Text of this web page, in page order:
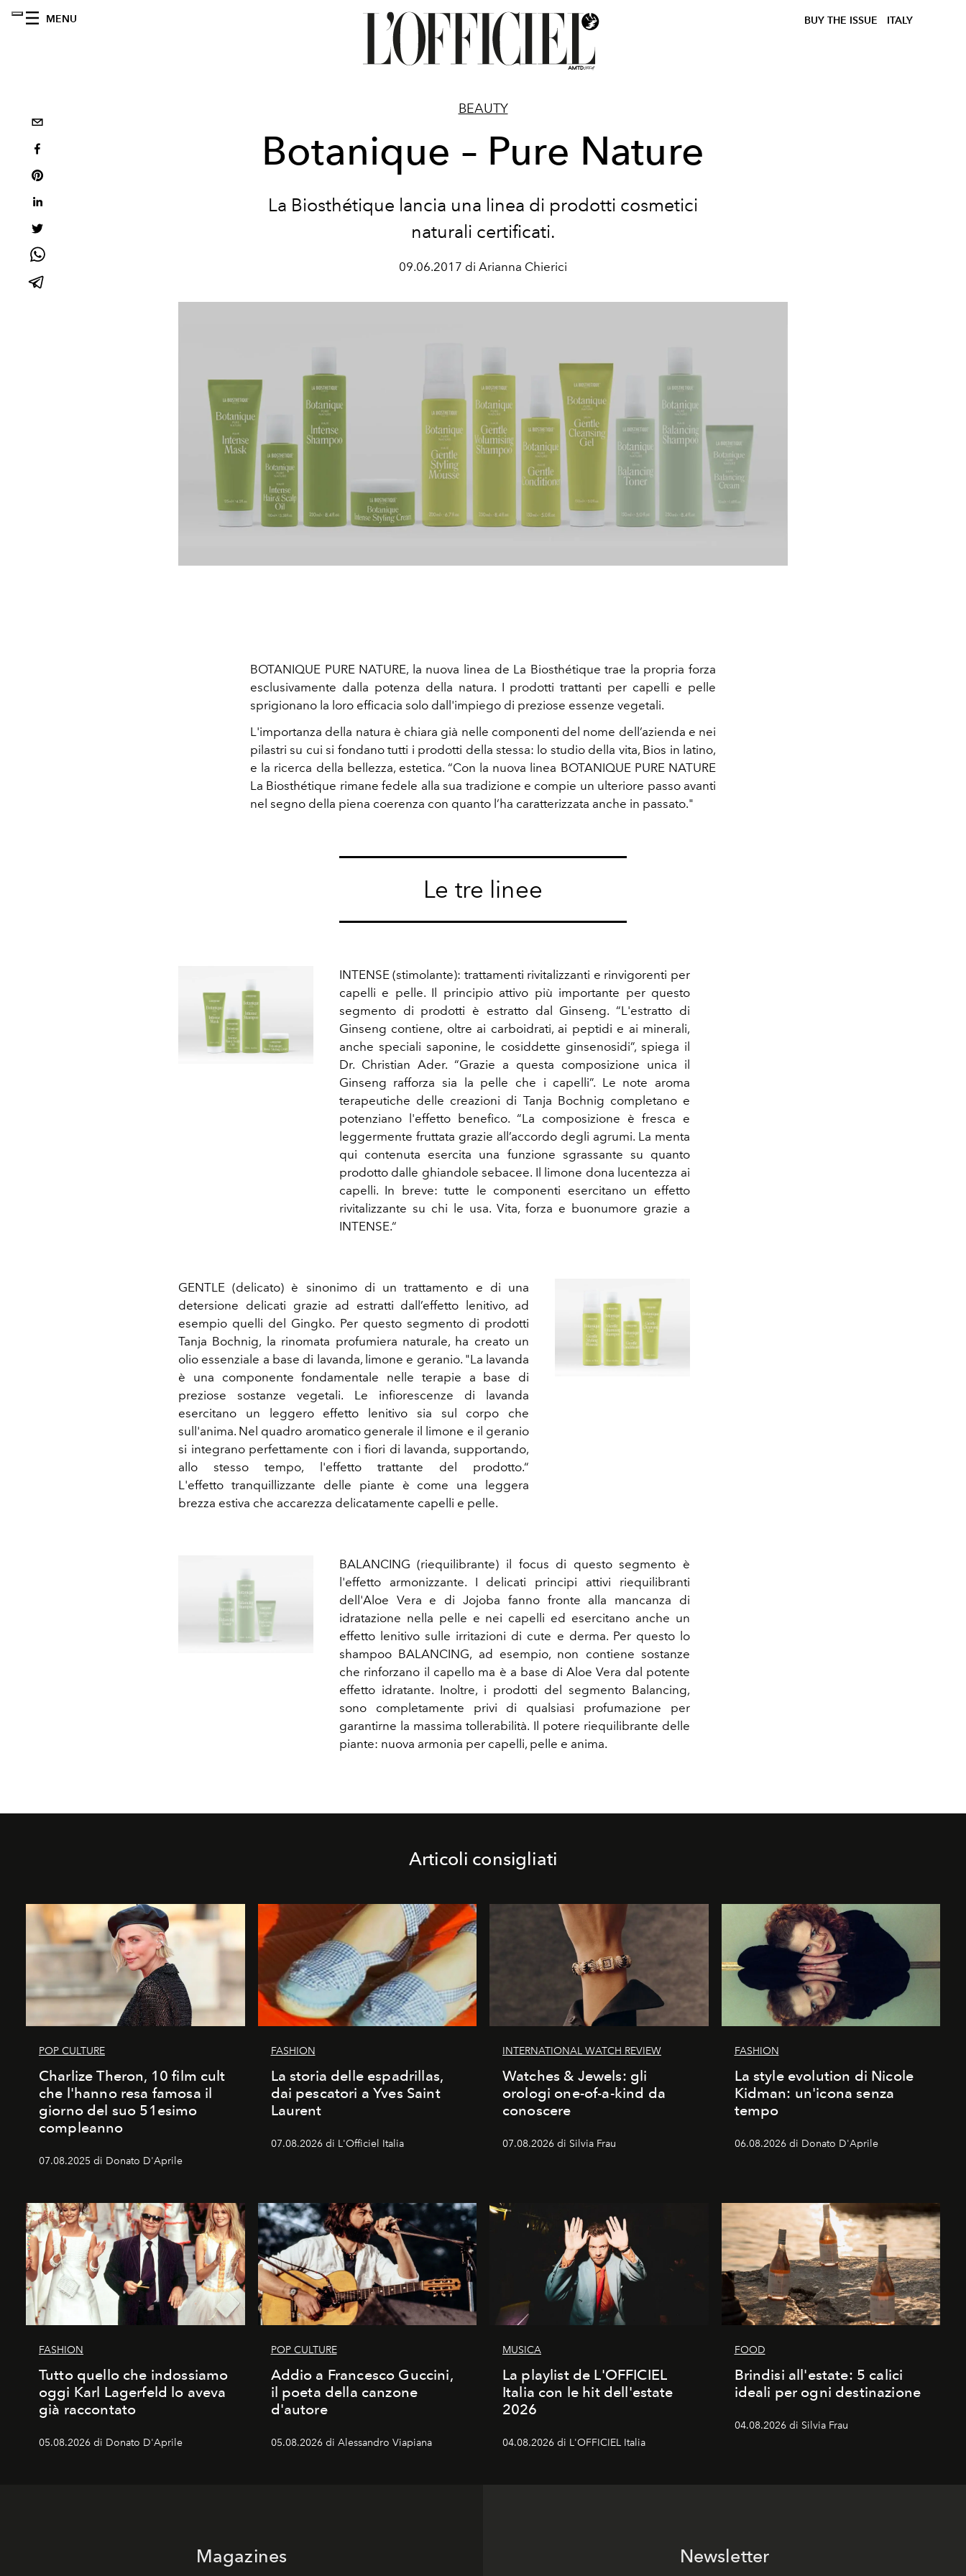
MENU BUY THE ISSUE ITALY
BEAUTY
Botanique – Pure Nature
La Biosthétique lancia una linea di prodotti cosmetici
naturali certificati.
09.06.2017 di Arianna Chierici
BOTANIQUE PURE NATURE, la nuova linea de La Biosthétique trae la propria forza
esclusivamente dalla potenza della natura. I prodotti trattanti per capelli e pelle
sprigionano la loro efficacia solo dall'impiego di preziose essenze vegetali.
L'importanza della natura è chiara già nelle componenti del nome dell’azienda e nei
pilastri su cui si fondano tutti i prodotti della stessa: lo studio della vita, Bios in latino,
e la ricerca della bellezza, estetica. “Con la nuova linea BOTANIQUE PURE NATURE
La Biosthétique rimane fedele alla sua tradizione e compie un ulteriore passo avanti
nel segno della piena coerenza con quanto l’ha caratterizzata anche in passato."
Le tre linee
INTENSE (stimolante): trattamenti rivitalizzanti e rinvigorenti per
capelli e pelle. Il principio attivo più importante per questo
segmento di prodotti è estratto dal Ginseng. “L'estratto di
Ginseng contiene, oltre ai carboidrati, ai peptidi e ai minerali,
anche speciali saponine, le cosiddette ginsenosidi”, spiega il
Dr. Christian Ader. “Grazie a questa composizione unica il
Ginseng rafforza sia la pelle che i capelli”. Le note aroma
terapeutiche delle creazioni di Tanja Bochnig completano e
potenziano l'effetto benefico. “La composizione è fresca e
leggermente fruttata grazie all’accordo degli agrumi. La menta
qui contenuta esercita una funzione sgrassante su quanto
prodotto dalle ghiandole sebacee. Il limone dona lucentezza ai
capelli. In breve: tutte le componenti esercitano un effetto
rivitalizzante su chi le usa. Vita, forza e buonumore grazie a
INTENSE.“
GENTLE (delicato) è sinonimo di un trattamento e di una
detersione delicati grazie ad estratti dall’effetto lenitivo, ad
esempio quelli del Gingko. Per questo segmento di prodotti
Tanja Bochnig, la rinomata profumiera naturale, ha creato un
olio essenziale a base di lavanda, limone e geranio. "La lavanda
è una componente fondamentale nelle terapie a base di
preziose sostanze vegetali. Le infiorescenze di lavanda
esercitano un leggero effetto lenitivo sia sul corpo che
sull'anima. Nel quadro aromatico generale il limone e il geranio
si integrano perfettamente con i fiori di lavanda, supportando,
allo stesso tempo, l'effetto trattante del prodotto.“
L'effetto tranquillizzante delle piante è come una leggera
brezza estiva che accarezza delicatamente capelli e pelle.
BALANCING (riequilibrante) il focus di questo segmento è
l'effetto armonizzante. I delicati principi attivi riequilibranti
dell'Aloe Vera e di Jojoba fanno fronte alla mancanza di
idratazione nella pelle e nei capelli ed esercitano anche un
effetto lenitivo sulle irritazioni di cute e derma. Per questo lo
shampoo BALANCING, ad esempio, non contiene sostanze
che rinforzano il capello ma è a base di Aloe Vera dal potente
effetto idratante. Inoltre, i prodotti del segmento Balancing,
sono completamente privi di qualsiasi profumazione per
garantirne la massima tollerabilità. Il potere riequilibrante delle
piante: nuova armonia per capelli, pelle e anima.
Articoli consigliati
POP CULTURE
Charlize Theron, 10 film cult
che l'hanno resa famosa il
giorno del suo 51esimo
compleanno
07.08.2025 di Donato D'Aprile
FASHION
La storia delle espadrillas,
dai pescatori a Yves Saint
Laurent
07.08.2026 di L'Officiel Italia
INTERNATIONAL WATCH REVIEW
Watches & Jewels: gli
orologi one-of-a-kind da
conoscere
07.08.2026 di Silvia Frau
FASHION
La style evolution di Nicole
Kidman: un'icona senza
tempo
06.08.2026 di Donato D'Aprile
FASHION
Tutto quello che indossiamo
oggi Karl Lagerfeld lo aveva
già raccontato
05.08.2026 di Donato D'Aprile
POP CULTURE
Addio a Francesco Guccini,
il poeta della canzone
d'autore
05.08.2026 di Alessandro Viapiana
MUSICA
La playlist de L'OFFICIEL
Italia con le hit dell'estate
2026
04.08.2026 di L'OFFICIEL Italia
FOOD
Brindisi all'estate: 5 calici
ideali per ogni destinazione
04.08.2026 di Silvia Frau
Magazines Newsletter